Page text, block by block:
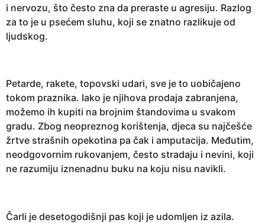
i nervozu, što često zna da preraste u agresiju. Razlog
za to je u psećem sluhu, koji se znatno razlikuje od
ljudskog.
Petarde, rakete, topovski udari, sve je to uobičajeno
tokom praznika. Iako je njihova prodaja zabranjena,
možemo ih kupiti na brojnim štandovima u svakom
gradu. Zbog neopreznog korištenja, djeca su najčešće
žrtve strašnih opekotina pa čak i amputacija. Međutim,
neodgovornim rukovanjem, često stradaju i nevini, koji
ne razumiju iznenadnu buku na koju nisu navikli.
Čarli je desetogodišnji pas koji je udomljen iz azila.